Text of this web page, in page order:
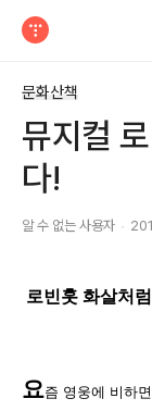
문화산책
뮤지컬
다!
알 수 없는 사용자
로빈훗 화살처
요즘 영웅에 비하